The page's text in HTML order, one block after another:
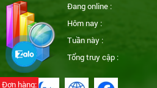
Đang online :
Hôm nay :
Tuần này :
Tổng truy cập :
Đơn hàng: